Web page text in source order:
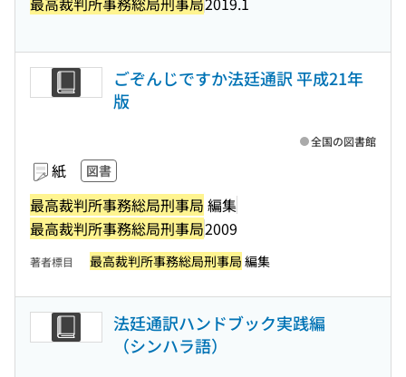
ごぞんじですか法廷通訳 平成21年
版
紙 図書
最高裁判所事務総局刑事局 編集
最高裁判所事務総局刑事局2009
全国の図書館
著者標目 最高裁判所事務総局刑事局 編集
法廷通訳ハンドブック実践編
（シンハラ語）